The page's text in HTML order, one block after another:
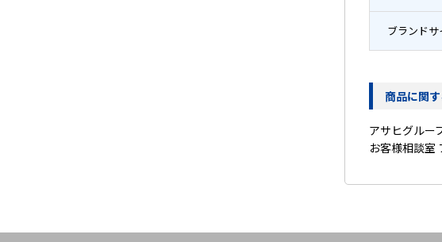
ブランドサ
商品に関
アサヒグルー
お客様相談室